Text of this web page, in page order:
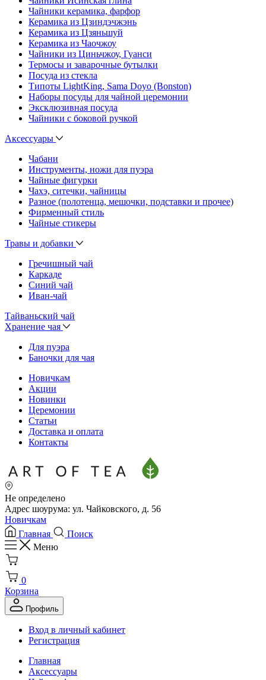
Чайники керамика, фарфор
Керамика из Цзиндэчжэнь
Керамика из Цзяньшуй
Керамика из Чаочжоу
Чайники из Циньчжоу, Гуанси
Термосы и заварочные бутылки
Посуда из стекла
Типоты LightKing, Sama Doyo (Bonston)
Наборы посуды для чайной церемонии
Эксклюзивная посуда
Чайники с боковой ручкой
Аксессуары
Чабани
Инструменты, ножи для пуэра
Чайные фигурки
Чахэ, ситечки, чайницы
Разное (полотенца, мешочки, подставки и прочее)
Фирменный стиль
Чайные стикеры
Травы и добавки
Гречишный чай
Каркаде
Синий чай
Иван-чай
Тайваньский чай
Хранение чая
Для пуэра
Баночки для чая
Новичкам
Акции
Новинки
Церемонии
Статьи
Доставка и оплата
Контакты
Не определено
Адрес шоурума: ул. Чайковского, д. 56
Новичкам
Главная
Поиск
Меню
0
Корзина
Профиль
Вход в личный кабинет
Регистрация
Главная
Аксессуары